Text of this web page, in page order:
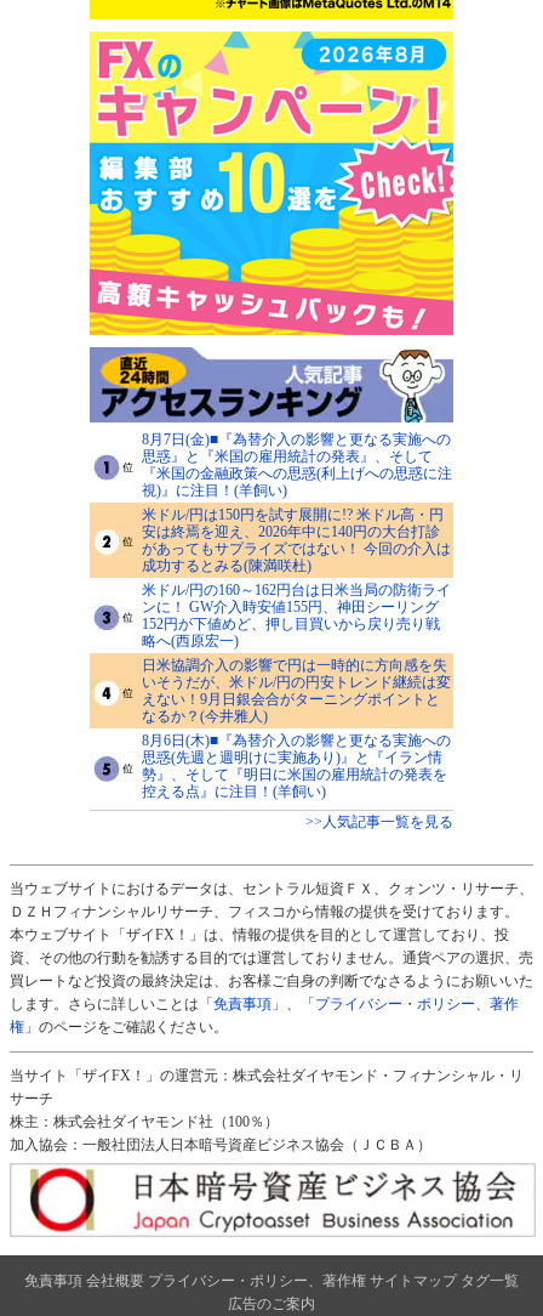
8月7日(金)■『為替介入の影響と更なる実施への
思惑』と『米国の雇用統計の発表』、そして
『米国の金融政策への思惑(利上げへの思惑に注
視)』に注目！(羊飼い)
米ドル/円は150円を試す展開に!? 米ドル高・円
安は終焉を迎え、2026年中に140円の大台打診
があってもサプライズではない！ 今回の介入は
成功するとみる(陳満咲杜)
米ドル/円の160～162円台は日米当局の防衛ライ
ンに！ GW介入時安値155円、神田シーリング
152円が下値めど、押し目買いから戻り売り戦
略へ(西原宏一)
日米協調介入の影響で円は一時的に方向感を失
いそうだが、米ドル/円の円安トレンド継続は変
えない！9月日銀会合がターニングポイントと
なるか？(今井雅人)
8月6日(木)■『為替介入の影響と更なる実施への
思惑(先週と週明けに実施あり)』と『イラン情
勢』、そして『明日に米国の雇用統計の発表を
控える点』に注目！(羊飼い)
>>人気記事一覧を見る
当ウェブサイトにおけるデータは、セントラル短資ＦＸ、クォンツ・リサーチ、
ＤＺＨフィナンシャルリサーチ、フィスコから情報の提供を受けております。
本ウェブサイト「ザイFX！」は、情報の提供を目的として運営しており、投
資、その他の行動を勧誘する目的では運営しておりません。通貨ペアの選択、売
買レートなど投資の最終決定は、お客様ご自身の判断でなさるようにお願いいた
します。さらに詳しいことは 「免責事項」 、
「プライバシー・ポリシー、著作
権」 のページをご確認ください。
当サイト「ザイFX！」の運営元：株式会社ダイヤモンド・フィナンシャル・リ
サーチ
株主：株式会社ダイヤモンド社（100％）
加入協会：一般社団法人日本暗号資産ビジネス協会（ＪＣＢＡ）
免責事項 会社概要 プライバシー・ポリシー、著作権 サイトマップ タグ一覧
広告のご案内